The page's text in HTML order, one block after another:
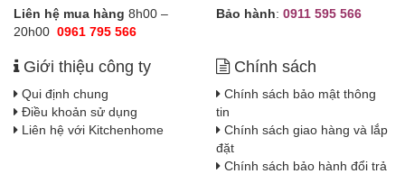
Liên hệ mua hàng 8h00 –
20h00 0961 795 566
Bảo hành: 0911 595 566
Giới thiệu công ty
Qui định chung
Điều khoản sử dụng
Liên hệ với Kitchenhome
Chính sách
Chính sách bảo mật thông
tin
Chính sách giao hàng và lắp
đặt
Chính sách bảo hành đổi trả